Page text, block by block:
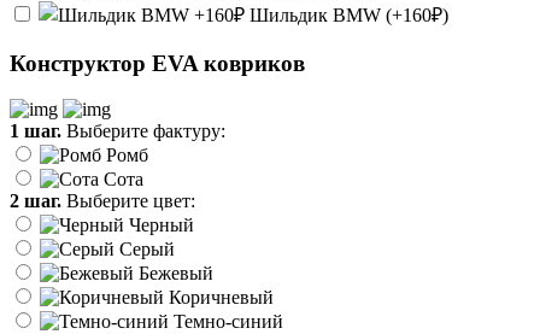
Шильдик BMW (+160₽)
Конструктор EVA ковриков
1 шаг. Выберите фактуру:
Ромб
Сота
2 шаг. Выберите цвет:
Черный
Серый
Бежевый
Коричневый
Темно-синий